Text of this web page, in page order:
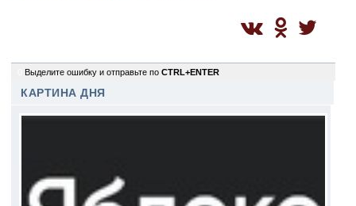
Выделите ошибку и отправьте по CTRL+ENTER
КАРТИНА ДНЯ